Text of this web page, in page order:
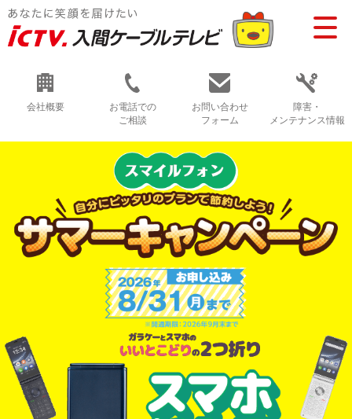
会社概要
お電話での
ご相談
お問い合わせ
フォーム
障害・
メンテナンス情報